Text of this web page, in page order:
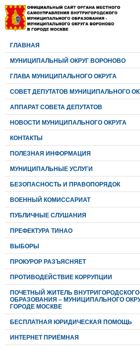
ГЛАВНАЯ
МУНИЦИПАЛЬНЫЙ ОКРУГ ВОРОНОВО
ГЛАВА МУНИЦИПАЛЬНОГО ОКРУГА
CОВЕТ ДЕПУТАТОВ МУНИЦИПАЛЬНОГО
АППАРАТ СОВЕТА ДЕПУТАТОВ
НОВОСТИ МУНИЦИПАЛЬНОГО ОКРУГА
КОНТАКТЫ
ПОЛЕЗНАЯ ИНФОРМАЦИЯ
МУНИЦИПАЛЬНЫЕ УСЛУГИ
БЕЗОПАСНОСТЬ И ПРАВОПОРЯДОК
ВОЕННЫЙ КОМИССАРИАТ
ПУБЛИЧНЫЕ СЛУШАНИЯ
ПРЕФЕКТУРА ТИНАО
ВЫБОРЫ
ПРОКУРОР РАЗЪЯСНЯЕТ
ПРОТИВОДЕЙСТВИЕ КОРРУПЦИИ
ПОЧЕТНЫЙ ЖИТЕЛЬ
ОБРАЗОВАНИЯ – МУНИЦИПАЛЬНОГО
ГОРОДЕ МОСКВЕ
БЕСПЛАТНАЯ ЮРИДИЧЕСКАЯ ПОМОЩЬ
ИНТЕРНЕТ ПРИЁМНАЯ